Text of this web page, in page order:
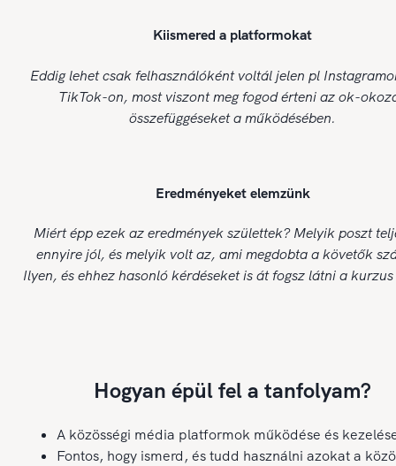
Kiismered a platformokat
Eddig lehet csak felhasználóként voltál jelen pl
TikTok-on, most viszont meg fogod érteni az ok-
összefüggéseket a működésében.
Eredményeket elemzünk
Miért épp ezek az eredmények születtek? Melyik poszt
ennyire jól, és melyik volt az, ami megdobta a követők
Ilyen, és ehhez hasonló kérdéseket is át fogsz látni a
Hogyan épül fel a tanfolyam?
A közösségi média platformok működése és
Fontos, hogy ismerd, és tudd használni azokat a